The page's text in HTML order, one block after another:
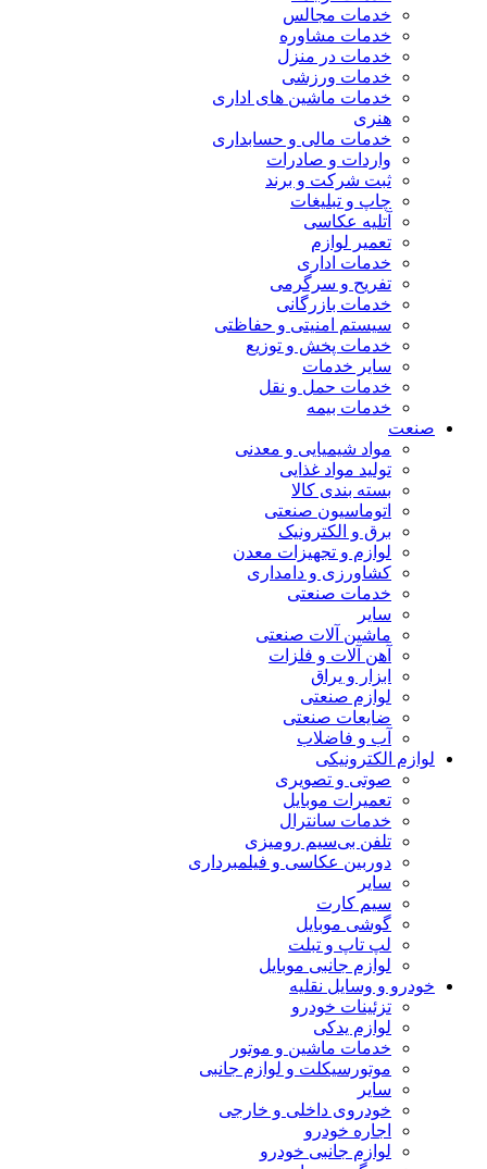
خدمات مجالس
خدمات مشاوره
خدمات در منزل
خدمات ورزشی
خدمات ماشین های اداری
هنری
خدمات مالی و حسابداری
واردات و صادرات
ثبت شرکت و برند
چاپ و تبلیغات
آتلیه عکاسی
تعمیر لوازم
خدمات اداری
تفریح و سرگرمی
خدمات بازرگانی
سیستم امنیتی و حفاظتی
خدمات پخش و توزیع
سایر خدمات
خدمات حمل و نقل
خدمات بیمه
صنعت
مواد شیمیایی و معدنی
تولید مواد غذایی
بسته بندی کالا
اتوماسیون صنعتی
برق و الکترونیک
لوازم و تجهیزات معدن
کشاورزی و دامداری
خدمات صنعتی
سایر
ماشین آلات صنعتی
آهن آلات و فلزات
ابزار و یراق
لوازم صنعتی
ضایعات صنعتی
آب و فاضلاب
لوازم الکترونیکی
صوتی و تصویری
تعمیرات موبایل
خدمات سانترال
تلفن بی‌سیم رومیزی
دوربین عکاسی و فیلمبرداری
سایر
سیم کارت
گوشی موبایل
لپ تاپ و تبلت
لوازم جانبی موبایل
خودرو و وسایل نقلیه
تزئینات خودرو
لوازم یدکی
خدمات ماشین و موتور
موتورسیکلت و لوازم جانبی
سایر
خودروی داخلی و خارجی
اجاره خودرو
لوازم جانبی خودرو